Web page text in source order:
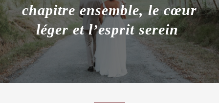
L'équipe du Domaine de Badine est là pour vous
guider et vous accompagner lors de la préparation
comme lors de la cérémonie.
Le Domaine peut-il accueillir